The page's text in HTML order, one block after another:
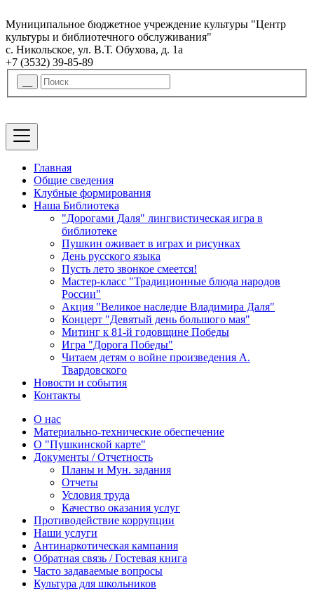
Муниципальное бюджетное учреждение культуры "Центр
культуры и библиотечного обслуживания"
с. Никольское, ул. В.Т. Обухова, д. 1а
+7 (3532) 39-85-89
Главная
Общие сведения
Клубные формирования
Наша Библиотека
"Дорогами Даля" лингвистическая игра в
библиотеке
Пушкин оживает в играх и рисунках
День русского языка
Пусть лето звонкое смеется!
Мастер-класс "Традиционные блюда народов
России"
Акция "Великое наследие Владимира Даля"
Концерт "Девятый день большого мая"
Митинг к 81-й годовщине Победы
Игра "Дорога Победы"
Читаем детям о войне произведения А.
Твардовского
Новости и события
Контакты
О нас
Материально-технические обеспечение
О "Пушкинской карте"
Документы / Отчетность
Планы и Мун. задания
Отчеты
Условия труда
Качество оказания услуг
Противодействие коррупции
Наши услуги
Антинаркотическая кампания
Обратная связь / Гостевая книга
Часто задаваемые вопросы
Культура для школьников